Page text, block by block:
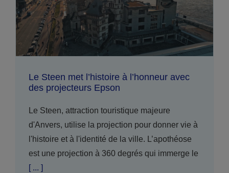
Le Steen met l’histoire à l’honneur avec
des projecteurs Epson
Le Steen, attraction touristique majeure
d'Anvers, utilise la projection pour donner vie à
l'histoire et à l'identité de la ville. L’apothéose
est une projection à 360 degrés qui immerge le
[ ... ]